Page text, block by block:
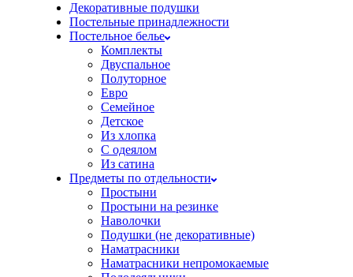
Декоративные подушки
Постельные принадлежности
Постельное белье
Комплекты
Двуспальное
Полуторное
Евро
Семейное
Детское
Из хлопка
С одеялом
Из сатина
Предметы по отдельности
Простыни
Простыни на резинке
Наволочки
Подушки (не декоративные)
Наматрасники
Наматрасники непромокаемые